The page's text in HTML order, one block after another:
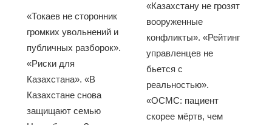
«Токаев не сторонник
громких увольнений и
публичных разборок».
«Риски для
Казахстана». «В
Казахстане снова
защищают семью
«Казахстану не грозят
вооруженные
конфликты». «Рейтинг
управленцев не
бьется с
реальностью».
«ОСМС: пациент
скорее мёртв, чем